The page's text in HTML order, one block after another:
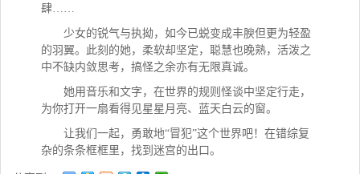
肆……
少女的锐气与执拗，如今已蜕变成丰腴但更为轻盈
的羽翼。此刻的她，柔软却坚定，聪慧也晚熟，活泼之
中不缺内敛思考，搞怪之余亦有无限真诚。
她用音乐和文字，在世界的规则怪谈中坚定行走，
为你打开一扇看得见星星月亮、蓝天白云的窗。
让我们一起，勇敢地“冒犯”这个世界吧！在错综复
杂的条条框框里，找到迷宫的出口。